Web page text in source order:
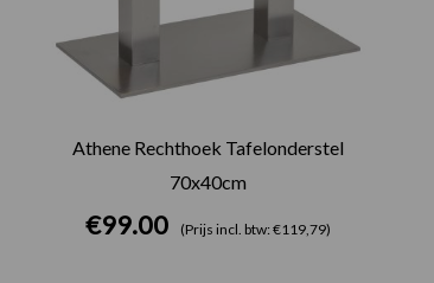
Athene Rechthoek Tafelonderstel
70x40cm
€99.00 (Prijs incl. btw: €119,79)